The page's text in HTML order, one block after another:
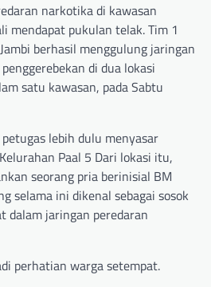
narkotika di kawasan
mendapat pukulan telak. Tim 1
berhasil menggulung jaringan
di dua lokasi
satu kawasan, pada Sabtu
lebih dulu menyasar
Paal 5 Dari lokasi itu,
seorang pria berinisial BM
selama ini dikenal sebagai sosok
dalam jaringan peredaran
perhatian warga setempat.